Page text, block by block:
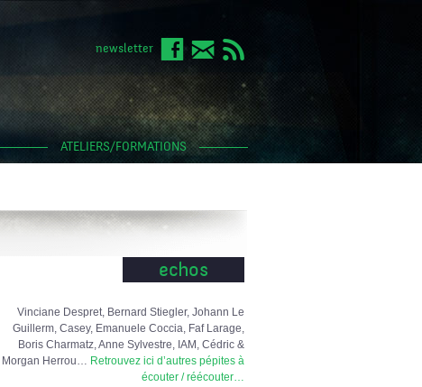
newsletter
ATELIERS/FORMATIONS
echos
Vinciane Despret, Bernard Stiegler, Johann Le
Guillerm, Casey, Emanuele Coccia, Faf Larage,
Boris Charmatz, Anne Sylvestre, IAM, Cédric &
Morgan Herrou… Retrouvez ici d’autres pépites à
écouter / réécouter…